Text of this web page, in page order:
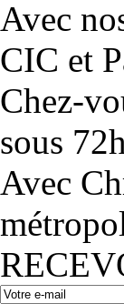
Avec
CIC et
Chez-
sous
Avec